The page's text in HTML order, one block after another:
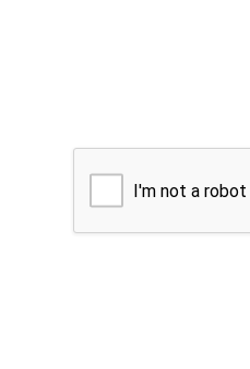
I'm not a robot